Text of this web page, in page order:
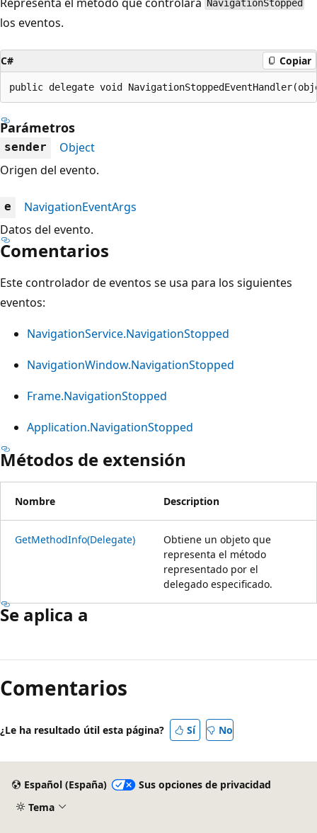
NavigationStopped
los eventos.
C# Copiar
public delegate void
Parámetros
sender
Object
Origen del evento.
e
NavigationEventArgs
Datos del evento.
Comentarios
Este controlador de eventos se usa para los siguientes
eventos:
NavigationService.NavigationStopped
NavigationWindow.NavigationStopped
Frame.NavigationStopped
Application.NavigationStopped
Métodos de extensión
Nombre Description
GetMethodInfo(Delegate)
Obtiene un objeto que
representa el método
representado por el
delegado especificado.
Se aplica a
de
lectura
Comentarios
¿Le ha resultado útil esta página? Sí No
Español (España)
Sus opciones de privacidad
Tema